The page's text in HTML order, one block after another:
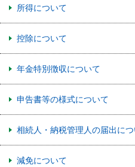
所得について
控除について
年金特別徴収について
申告書等の様式について
相続人・納税管理人の届出に
減免について